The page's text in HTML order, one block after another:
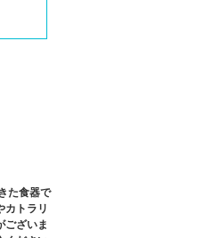
た食器で
カトラリ
ございま